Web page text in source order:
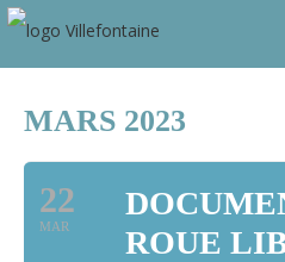
MARS 2023
22
MAR
ROUE